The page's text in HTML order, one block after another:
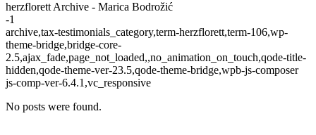
herzflorett Archive - Marica Bodrožić
-1
archive,tax-testimonials_category,term-herzflorett,term-106,wp-
theme-bridge,bridge-core-
2.5,ajax_fade,page_not_loaded,,no_animation_on_touch,qode-title-
hidden,qode-theme-ver-23.5,qode-theme-bridge,wpb-js-composer
js-comp-ver-6.4.1,vc_responsive
No posts were found.